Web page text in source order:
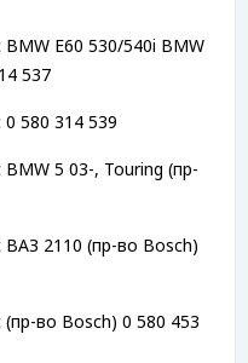
E60 530/540i BMW
537
580 314 539
5 03-, Touring (пр-
2110 (пр-во Bosch)
во Bosch) 0 580 453